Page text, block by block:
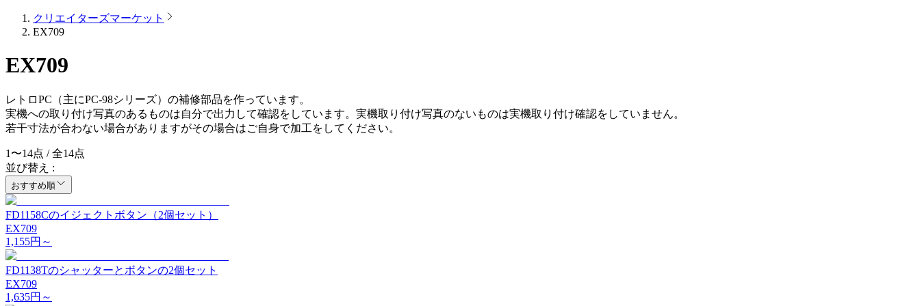
クリエイターズマーケット
EX709
EX709
レトロPC（主にPC-98シリーズ）の補修部品を作っています。
実機への取り付け写真のあるものは自分で出力して確認をしています。実機取り付け写真のないものは実機取り付け確認をしていません。
若干寸法が合わない場合がありますがその場合はご自身で加工をしてください。
1 〜14点 / 全14点
並び替え :
おすすめ順
FD1158Cのイジェクトボタン（2個セット）
EX709
1,155円～
FD1138Tのシャッターとボタンの2個セット
EX709
1,635円～